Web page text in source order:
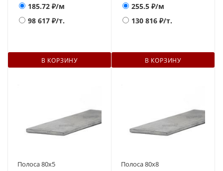
185.72 ₽/м
98 617 ₽/т.
В КОРЗИНУ
255.5 ₽/м
130 816 ₽/т.
В КОРЗИНУ
Полоса 80х5
Полоса 80х8